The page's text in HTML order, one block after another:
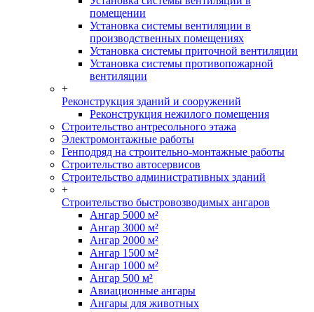
помещении
Установка системы вентиляции в
производственных помещениях
Установка системы приточной вентиляции
Установка системы противопожарной
вентиляции
+
Реконструкция зданий и сооружений
Реконструкция нежилого помещения
Строительство антресольного этажа
Электромонтажные работы
Генподряд на строительно-монтажные работы
Строительство автосервисов
Строительство административных зданий
+
Строительство быстровозводимых ангаров
Ангар 5000 м²
Ангар 3000 м²
Ангар 2000 м²
Ангар 1500 м²
Ангар 1000 м²
Ангар 500 м²
Авиационные ангары
Ангары для животных